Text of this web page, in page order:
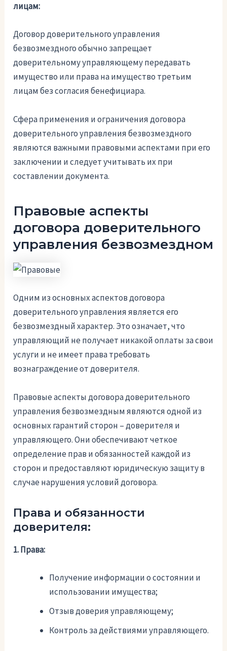
лицам:
Договор доверительного управления
безвозмездного обычно запрещает
доверительному управляющему передавать
имущество или права на имущество третьим
лицам без согласия бенефициара.
Сфера применения и ограничения договора
доверительного управления безвозмездного
являются важными правовыми аспектами при его
заключении и следует учитывать их при
составлении документа.
Правовые аспекты
договора доверительного
управления безвозмездном
Одним из основных аспектов договора
доверительного управления является его
безвозмездный характер. Это означает, что
управляющий не получает никакой оплаты за свои
услуги и не имеет права требовать
вознаграждение от доверителя.
Правовые аспекты договора доверительного
управления безвозмездным являются одной из
основных гарантий сторон – доверителя и
управляющего. Они обеспечивают четкое
определение прав и обязанностей каждой из
сторон и предоставляют юридическую защиту в
случае нарушения условий договора.
Права и обязанности
доверителя:
1. Права:
Получение информации о состоянии и
использовании имущества;
Отзыв доверия управляющему;
Контроль за действиями управляющего.